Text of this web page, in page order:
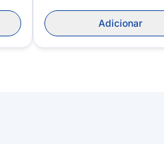
Adicionar